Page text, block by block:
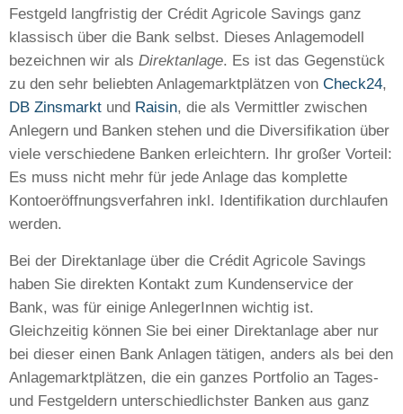
Festgeld langfristig der Crédit Agricole Savings ganz
klassisch über die Bank selbst. Dieses Anlagemodell
bezeichnen wir als Direktanlage. Es ist das Gegenstück
zu den sehr beliebten Anlagemarktplätzen von Check24,
DB Zinsmarkt und Raisin, die als Vermittler zwischen
Anlegern und Banken stehen und die Diversifikation über
viele verschiedene Banken erleichtern. Ihr großer Vorteil:
Es muss nicht mehr für jede Anlage das komplette
Kontoeröffnungsverfahren inkl. Identifikation durchlaufen
werden.
Bei der Direktanlage über die Crédit Agricole Savings
haben Sie direkten Kontakt zum Kundenservice der
Bank, was für einige AnlegerInnen wichtig ist.
Gleichzeitig können Sie bei einer Direktanlage aber nur
bei dieser einen Bank Anlagen tätigen, anders als bei den
Anlagemarktplätzen, die ein ganzes Portfolio an Tages-
und Festgeldern unterschiedlichster Banken aus ganz